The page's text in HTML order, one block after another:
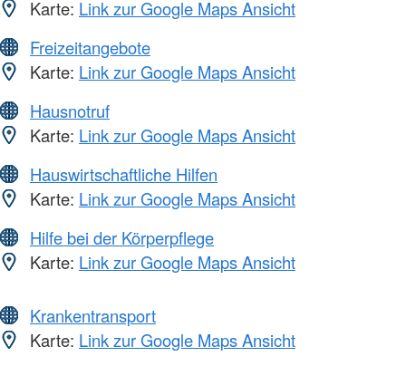
Karte: Link zur Google Maps Ansicht
Freizeitangebote
Karte: Link zur Google Maps Ansicht
Hausnotruf
Karte: Link zur Google Maps Ansicht
Hauswirtschaftliche Hilfen
Karte: Link zur Google Maps Ansicht
Hilfe bei der Körperpflege
Karte: Link zur Google Maps Ansicht
Krankentransport
Karte: Link zur Google Maps Ansicht